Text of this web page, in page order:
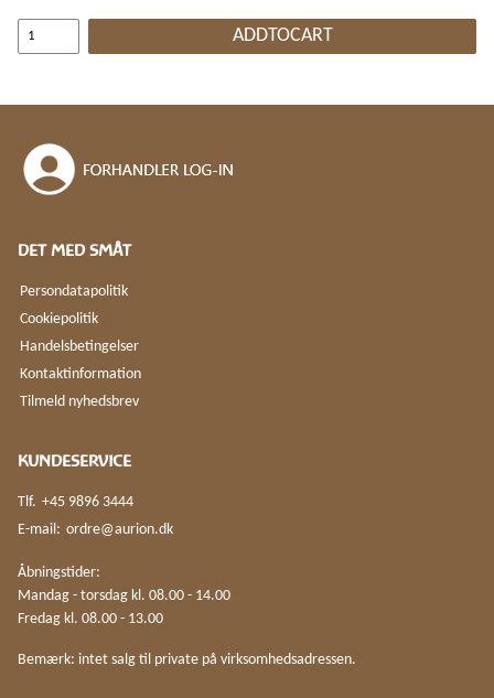
ADDTOCART
DET MED SMÅT
Persondatapolitik
Cookiepolitik
Handelsbetingelser
Kontaktinformation
Tilmeld nyhedsbrev
KUNDESERVICE
Tlf. +45 9896 3444
E-mail: ordre@aurion.dk
Åbningstider:
Mandag - torsdag kl. 08.00 - 14.00
Fredag kl. 08.00 - 13.00
Bemærk: intet salg til private på virksomhedsadressen.